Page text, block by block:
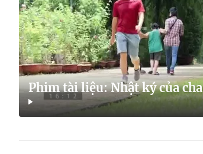
Phim tài liệu: Nhật ký của cha